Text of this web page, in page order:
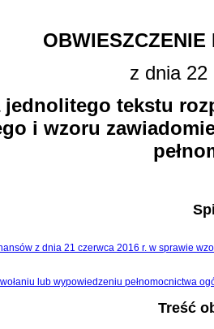
OBWIESZCZENIE
z dnia 22
jednolitego tekstu
i wzoru
z dnia 21 czerwca 2016 r. w sprawie
lub wypowiedzeniu pełnomocnictwa
Treść